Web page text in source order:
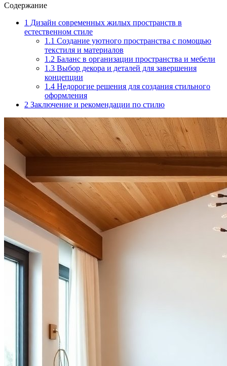
Содержание
1 Дизайн современных жилых пространств в
естественном стиле
1.1 Создание уютного пространства с помощью
текстиля и материалов
1.2 Баланс в организации пространства и мебели
1.3 Выбор декора и деталей для завершения
концепции
1.4 Недорогие решения для создания стильного
оформления
2 Заключение и рекомендации по стилю